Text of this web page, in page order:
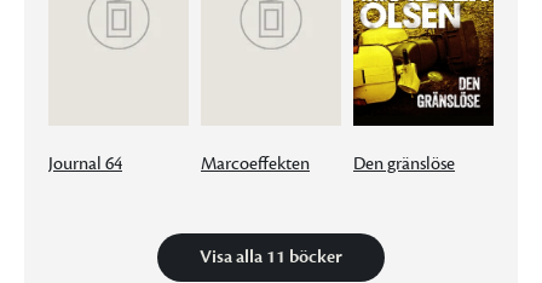
Journal 64 Marcoeffekten Den gränslöse
Visa alla 11 böcker